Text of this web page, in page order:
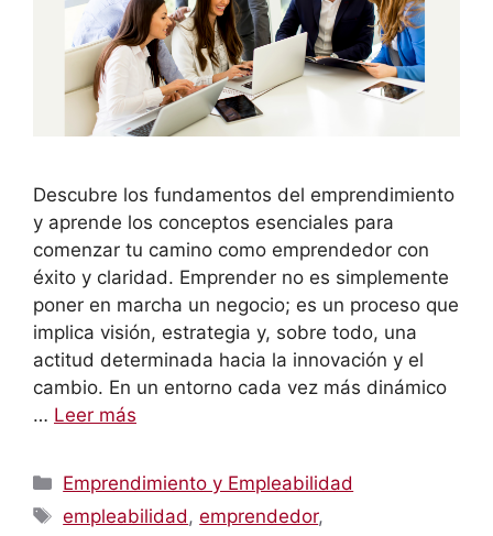
Descubre los fundamentos del emprendimiento
y aprende los conceptos esenciales para
comenzar tu camino como emprendedor con
éxito y claridad. Emprender no es simplemente
poner en marcha un negocio; es un proceso que
implica visión, estrategia y, sobre todo, una
actitud determinada hacia la innovación y el
cambio. En un entorno cada vez más dinámico
… Leer más
Categorías
Emprendimiento y Empleabilidad
Etiquetas
empleabilidad ,emprendedor,